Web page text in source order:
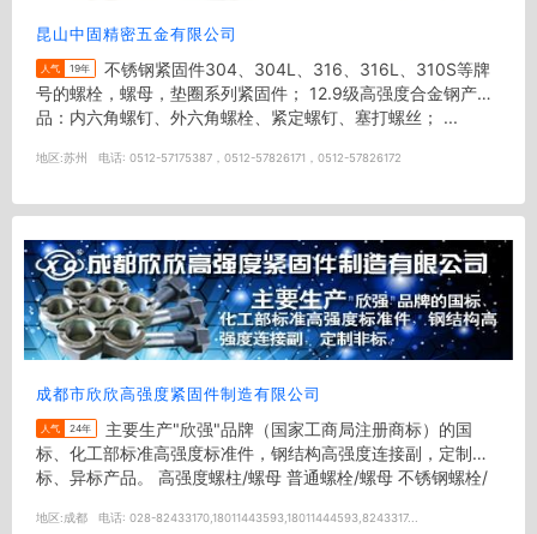
昆山中固精密五金有限公司
人气 19年
号的螺栓，螺母，垫圈系列紧固件； 12.9级高强度合金钢产
品：内六角螺钉、外六角螺栓、紧定螺钉、塞打螺丝； ...
地区:苏州 电话: 0512-57175387，0512-57826171，0512-57826172
成都市欣欣高强度紧固件制造有限公司
人气 24年
标、化工部标准高强度标准件，钢结构高强度连接副，定制非
标、异标产品。 高强度螺柱/螺母 普通螺栓/螺母 不锈钢螺栓/
地区:成都 电话: 028-82433170,18011443593,18011444593,8243317...